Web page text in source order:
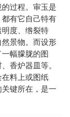
过程。审玉是
有它自己特有
度、绺裂特
景物。而设形
幅朦胧的图
香炉器皿等。
料上或图纸
关键所在，是一